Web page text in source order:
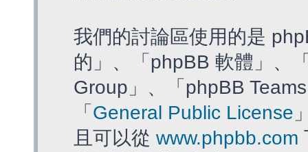
我們的討論區使用的是
的」、「phpBB 軟體」、
Group」、「phpBB
「 General Public License
且可以從 www.phpbb.com